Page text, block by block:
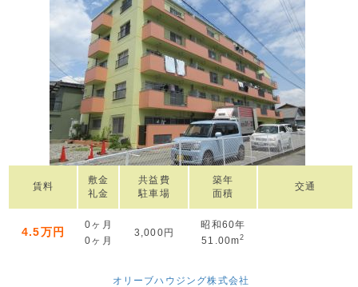
賃料
敷金
礼金
共益費
駐車場
築年
面積
交通
4.5万円
0ヶ月
0ヶ月
3,000円
昭和60年
51.00m2
オリーブハウジング株式会社